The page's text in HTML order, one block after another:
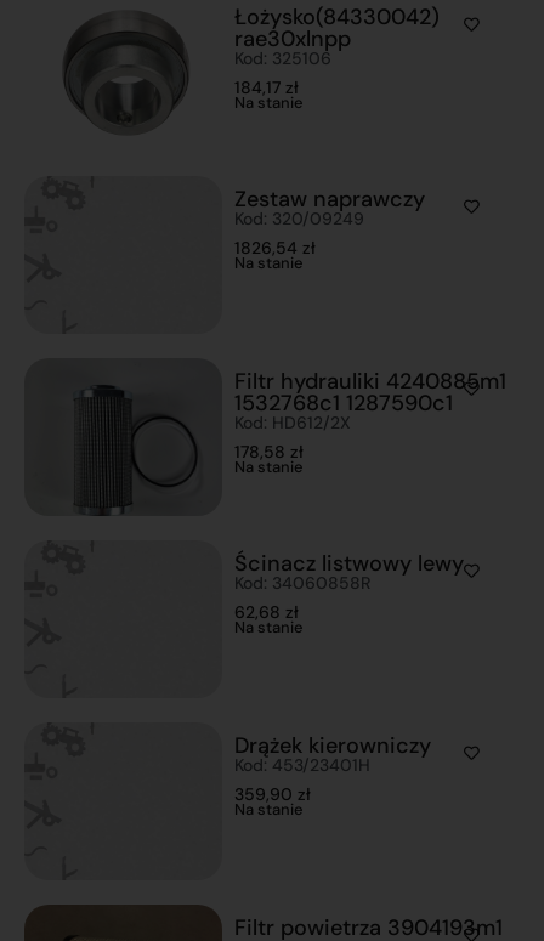
Łożysko(84330042)
rae30xlnpp
Kod: 325106
184,17 zł
Na stanie
Zestaw naprawczy
Kod: 320/09249
1826,54 zł
Na stanie
Filtr hydrauliki 4240885m1
1532768c1 1287590c1
Kod: HD612/2X
178,58 zł
Na stanie
Ścinacz listwowy lewy
Kod: 34060858R
62,68 zł
Na stanie
Drążek kierowniczy
Kod: 453/23401H
359,90 zł
Na stanie
Filtr powietrza 3904193m1